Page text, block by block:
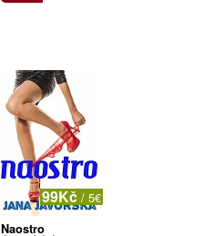
99Kč / 5€
Naostro